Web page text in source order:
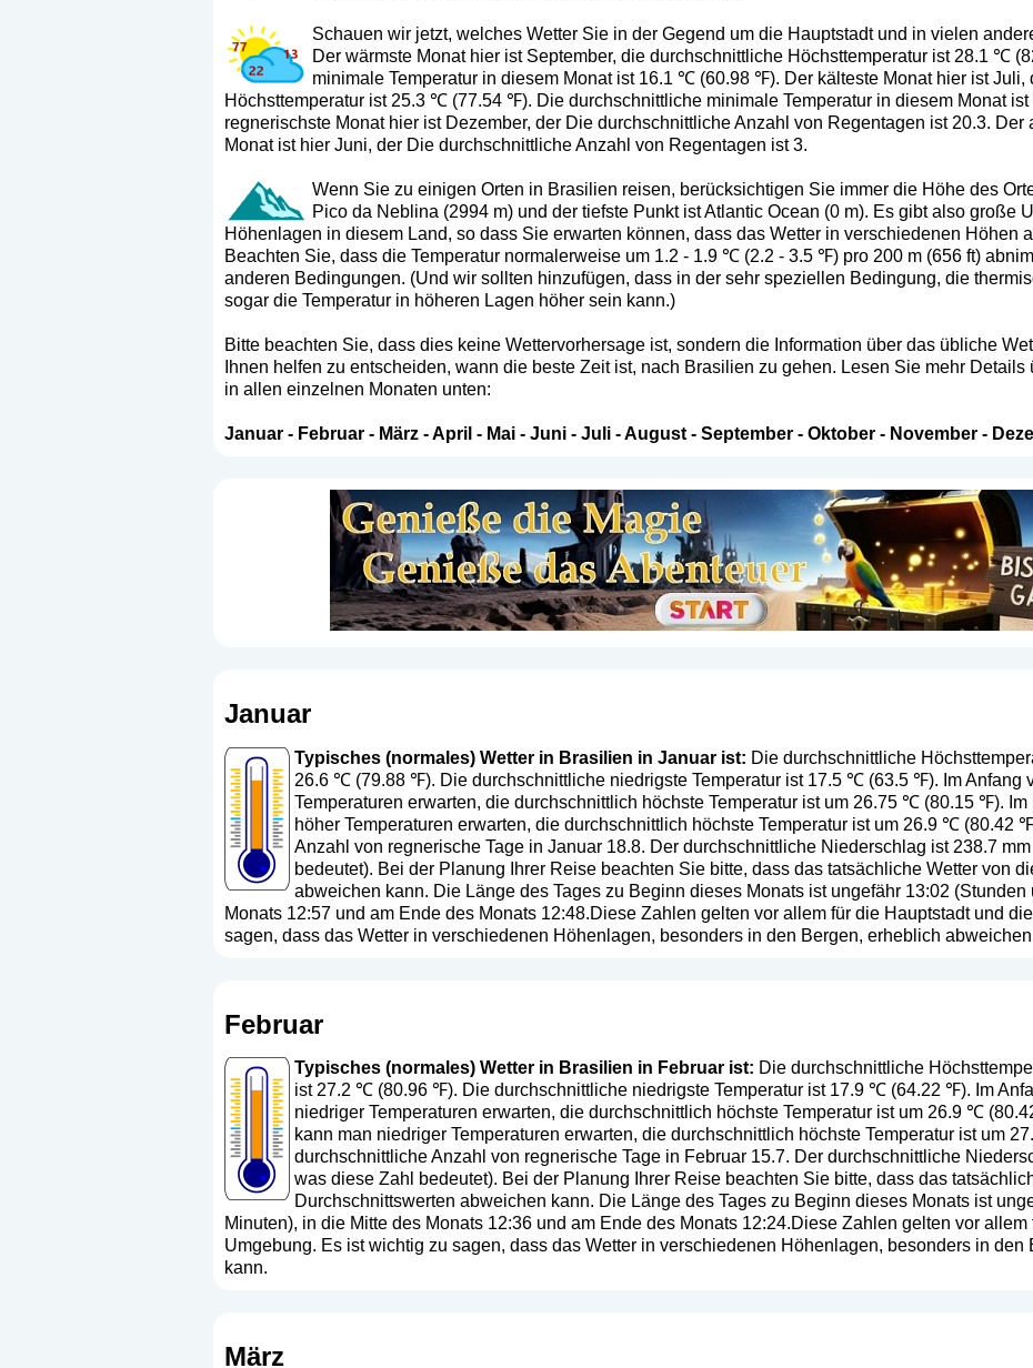
Schauen wir jetzt, welches Wetter Sie in der Gegend um die Hauptstadt und in vielen
Der wärmste Monat hier ist September, die durchschnittliche Höchsttemperatur ist 28.1 ℃
minimale Temperatur in diesem Monat ist 16.1 ℃ (60.98 ℉). Der kälteste Monat hier ist Juli,
Höchsttemperatur ist 25.3 ℃ (77.54 ℉). Die durchschnittliche minimale Temperatur in diesem Monat
regnerischste Monat hier ist Dezember, der Die durchschnittliche Anzahl von Regentagen ist 20.3. Der
Monat ist hier Juni, der Die durchschnittliche Anzahl von Regentagen ist 3.
Wenn Sie zu einigen Orten in Brasilien reisen, berücksichtigen Sie immer die Höhe des
Pico da Neblina (2994 m) und der tiefste Punkt ist Atlantic Ocean (0 m). Es gibt also große
Höhenlagen in diesem Land, so dass Sie erwarten können, dass das Wetter in verschiedenen Höhen
Beachten Sie, dass die Temperatur normalerweise um 1.2 - 1.9 ℃ (2.2 - 3.5 ℉) pro 200 m (656 ft)
anderen Bedingungen. (Und wir sollten hinzufügen, dass in der sehr speziellen Bedingung, die
sogar die Temperatur in höheren Lagen höher sein kann.)
Bitte beachten Sie, dass dies keine Wettervorhersage ist, sondern die Information über das übliche
Ihnen helfen zu entscheiden, wann die beste Zeit ist, nach Brasilien zu gehen. Lesen Sie mehr Details
in allen einzelnen Monaten unten:
Januar- Februar- März-April - Mai- Juni- Juli-August- September- Oktober- November-
Januar
Typisches (normales) Wetter in Brasilien in Januar ist: Die durchschnittliche
26.6 ℃ (79.88 ℉). Die durchschnittliche niedrigste Temperatur ist 17.5 ℃ (63.5 ℉). Im Anfang
Temperaturen erwarten, die durchschnittlich höchste Temperatur ist um 26.75 ℃ (80.15 ℉).
höher Temperaturen erwarten, die durchschnittlich höchste Temperatur ist um 26.9 ℃ (80.42
Anzahl von regnerische Tage in Januar 18.8. Der durchschnittliche Niederschlag ist 238.7 mm
bedeutet). Bei der Planung Ihrer Reise beachten Sie bitte, dass das tatsächliche Wetter von
abweichen kann. Die Länge des Tages zu Beginn dieses Monats ist ungefähr 13:02
Monats 12:57 und am Ende des Monats 12:48.Diese Zahlen gelten vor allem für die Hauptstadt und
sagen, dass das Wetter in verschiedenen Höhenlagen, besonders in den Bergen, erheblich
Februar
Typisches (normales) Wetter in Brasilien in Februar ist: Die durchschnittliche
ist 27.2 ℃ (80.96 ℉). Die durchschnittliche niedrigste Temperatur ist 17.9 ℃ (64.22 ℉). Im
niedriger Temperaturen erwarten, die durchschnittlich höchste Temperatur ist um 26.9 ℃
kann man niedriger Temperaturen erwarten, die durchschnittlich höchste Temperatur ist um
durchschnittliche Anzahl von regnerische Tage in Februar 15.7. Der durchschnittliche
was diese Zahl bedeutet). Bei der Planung Ihrer Reise beachten Sie bitte, dass das
Durchschnittswerten abweichen kann. Die Länge des Tages zu Beginn dieses Monats ist
Minuten), in die Mitte des Monats 12:36 und am Ende des Monats 12:24.Diese Zahlen gelten vor
Umgebung. Es ist wichtig zu sagen, dass das Wetter in verschiedenen Höhenlagen, besonders in
kann.
März